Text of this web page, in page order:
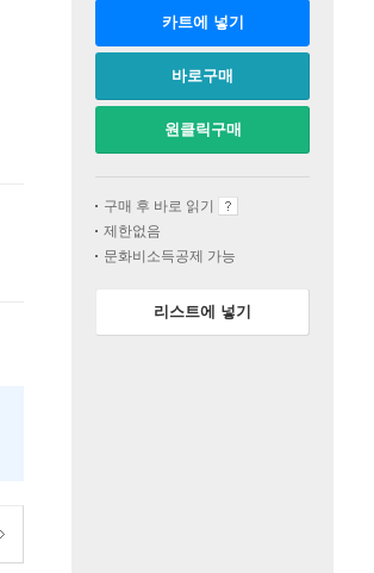
카트에 넣기
바로구매
원클릭구매
구매 후 바로 읽기
제한없음
문화비소득공제 가능
리스트에 넣기